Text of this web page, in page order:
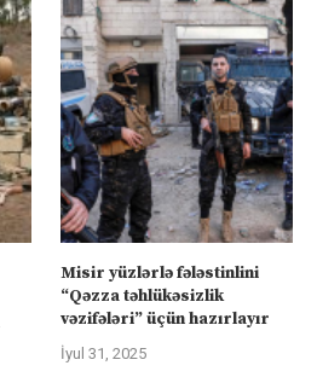
Misir yüzlərlə fələstinlini
“Qəzza təhlükəsizlik
vəzifələri” üçün hazırlayır
İyul 31, 2025